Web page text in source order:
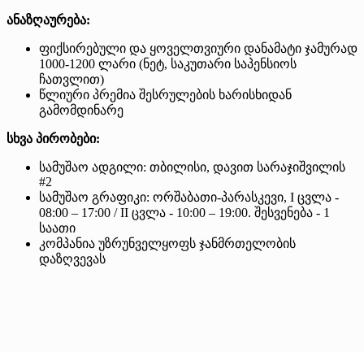
ანაზღაურება:
ფიქსირებული და ყოველთვიური დანამატი ჯამურად
1000-1200 ლარი (ნეტ, საკუთარი საპენსიოს
ჩათვლით)
წლიური პრემია შესრულების ხარისხიდან
გამომდინარე
სხვა პირობები:
სამუშაო ადგილი: თბილისი, დავით სარაჯიშვილის
#2
სამუშაო გრაფიკი: ორშაბათი-პარასკევი, I ცვლა -
08:00 – 17:00 / II ცვლა - 10:00 – 19:00. შესვენება - 1
საათი
კომპანია უზრუნველყოფს ჯანმრთელობის
დაზღვევას